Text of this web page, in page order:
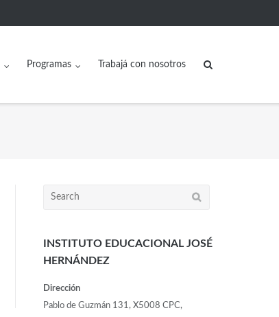
Programas Trabajá con nosotros
INSTITUTO EDUCACIONAL JOSÉ
HERNÁNDEZ
Dirección
Pablo de Guzmán 131, X5008 CPC,